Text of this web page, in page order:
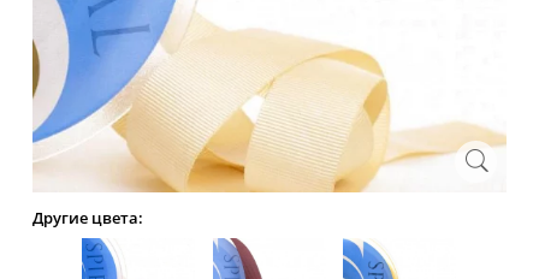
Другие цвета: